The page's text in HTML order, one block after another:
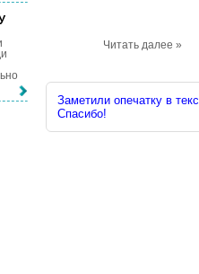
Читать далее »
Заметили опечатку в
Спасибо!